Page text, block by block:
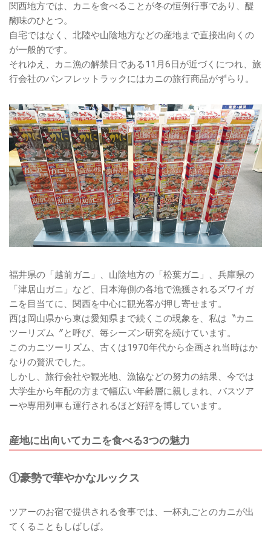
関西地方では、カニを食べることが冬の恒例行事であり、醍
醐味のひとつ。
自宅ではなく、北陸や山陰地方などの産地まで直接出向くの
が一般的です。
それゆえ、カニ漁の解禁日である11月6日が近づくにつれ、旅
行会社のパンフレットラックにはカニの旅行商品がずらり。
福井県の「越前ガニ」、山陰地方の「松葉ガニ」、兵庫県の
「津居山ガニ」など、日本海側の各地で漁獲されるズワイガ
ニを目当てに、関西を中心に観光客が押し寄せます。
西は岡山県から東は愛知県まで続くこの現象を、私は〝カニ
ツーリズム〞と呼び、毎シーズン研究を続けています。
このカニツーリズム、古くは1970年代から企画され当時はか
なりの贅沢でした。
しかし、旅行会社や観光地、漁協などの努力の結果、今では
大学生から年配の方まで幅広い年齢層に親しまれ、バスツア
ーや専用列車も運行されるほど好評を博しています。
産地に出向いてカニを食べる3つの魅力
①豪勢で華やかなルックス
ツアーのお宿で提供される食事では、一杯丸ごとのカニが出
てくることもしばしば。